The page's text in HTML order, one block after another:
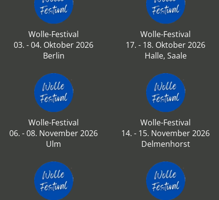
Wolle-Festival
03. - 04. Oktober 2026
Berlin
Wolle-Festival
17. - 18. Oktober 2026
Halle, Saale
Wolle-Festival
06. - 08. November 2026
Ulm
Wolle-Festival
14. - 15. November 2026
Delmenhorst